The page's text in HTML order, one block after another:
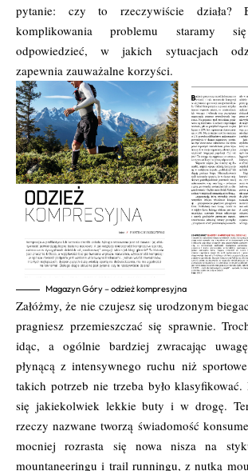
pytanie: czy to rzeczywiście działa?
komplikowania problemu staramy
odpowiedzieć, w jakich sytuacjach
zapewnia zauważalne korzyści.
Magazyn Góry – odzież kompresyjna
Załóżmy, że nie czujesz się urodzonym
pragniesz przemieszczać się sprawnie.
idąc, a ogólnie bardziej zwracając
płynącą z intensywnego ruchu niż
takich potrzeb nie trzeba było klasyfikować.
się jakiekolwiek lekkie buty i w drogę.
rzeczy nazwane tworzą świadomość
mocniej rozrasta się nowa nisza na
mountaneeringu i trail runningu, z nutką